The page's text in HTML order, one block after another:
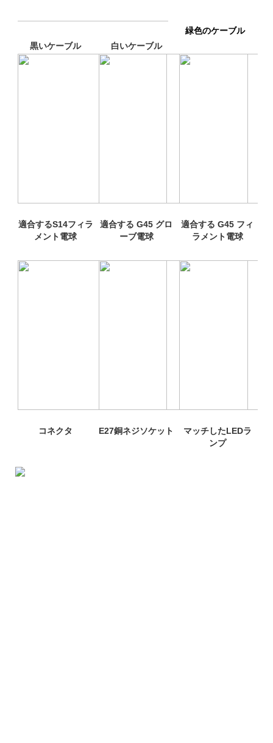
黒いケーブル 白いケーブル
緑色のケーブル
適合するS14フィラ
適合する G45 グロ
ーブ電球
適合する G45 フィ
ラメント電球
マッチしたLEDラ
ンプ